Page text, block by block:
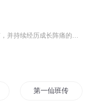
第一仙班传人